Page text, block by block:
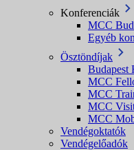
Konferenciák
MCC
Egyéb
Ösztöndíjak
Budapest
MCC
MCC
MCC
MCC
Vendégoktatók
Vendégelőadók